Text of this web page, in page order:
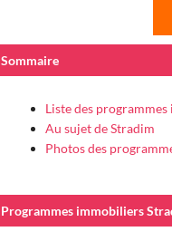
Sommaire
Liste des
Au sujet de Stradim
Photos des
Programmes immobiliers